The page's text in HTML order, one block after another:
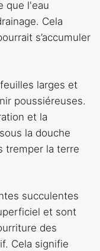
que l'eau
Cela
s’accumuler
larges et
poussiéreuses.
et la
la douche
tremper la terre
succulentes
et sont
des
Cela signifie